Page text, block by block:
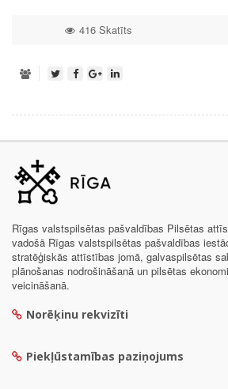
416 Skatīts
Rīgas valstspilsētas pašvaldības Pilsētas
vadošā Rīgas valstspilsētas pašvaldības
stratēģiskās attīstības jomā, galvaspilsētas
plānošanas nodrošināšanā un pilsētas
veicināšanā.
Norēķinu rekvizīti
Piekļūstamības paziņojums